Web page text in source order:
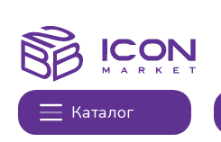
Каталог